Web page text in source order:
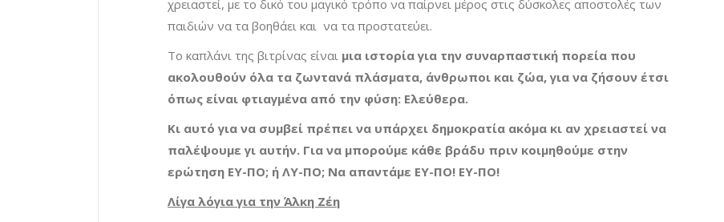
χρειαστεί, με το δικό του μαγικό τρόπο να παίρνει μέρος στις δύσκολες αποστολές των
παιδιών να τα βοηθάει και να τα προστατεύει.
Το καπλάνι της βιτρίνας είναι μια ιστορία για την συναρπαστική πορεία που
ακολουθούν όλα τα ζωντανά πλάσματα, άνθρωποι και ζώα, για να ζήσουν έτσι
όπως είναι φτιαγμένα από την φύση: Ελεύθερα.
Κι αυτό για να συμβεί πρέπει να υπάρχει δημοκρατία ακόμα κι αν χρειαστεί να
παλέψουμε γι αυτήν. Για να μπορούμε κάθε βράδυ πριν κοιμηθούμε στην
ερώτηση ΕΥ-ΠΟ; ή ΛΥ-ΠΟ; Να απαντάμε ΕΥ-ΠΟ! ΕΥ-ΠΟ!
Λίγα λόγια για την Άλκη Ζέη